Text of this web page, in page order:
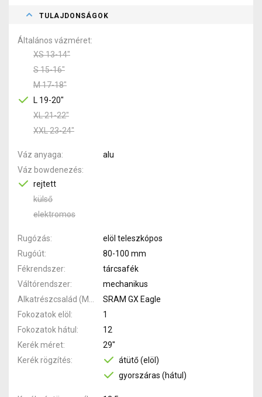
TULAJDONSÁGOK
Általános vázméret
XS 13-14"
S 15-16"
M 17-18"
L 19-20"
XL 21-22"
XXL 23-24"
Váz anyaga
alu
Váz bowdenezés
rejtett
külső
elektromos
Rugózás
elöl teleszkópos
Rugóút
80-100 mm
Fékrendszer
tárcsafék
Váltórendszer
mechanikus
SRAM GX Eagle
Fokozatok elöl
1
Fokozatok hátul
12
Kerék méret
29"
Kerék rögzítés
átütő (elöl)
gyorszáras (hátul)